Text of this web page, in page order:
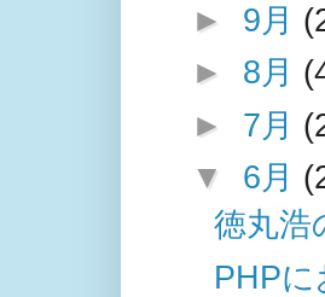
► 9月
► 8月
► 7月
▼ 6月
徳丸浩
PHP